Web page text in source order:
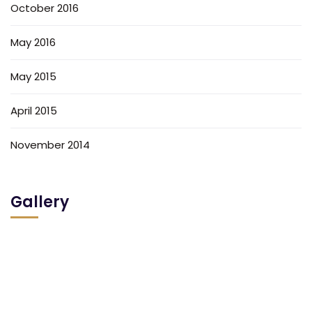
October 2016
May 2016
May 2015
April 2015
November 2014
Gallery